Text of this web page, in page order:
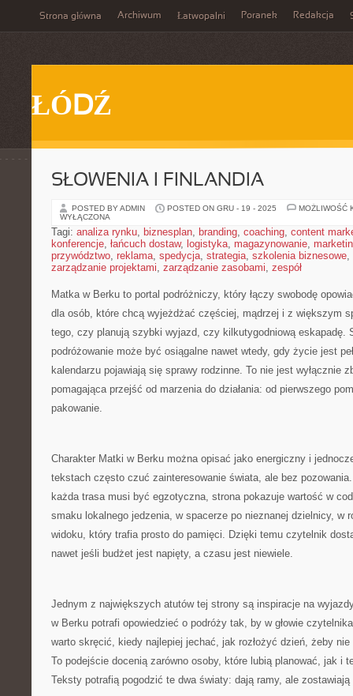
Strona główna Archiwum Łatwopalni Poranek Redakcja
ŁÓDŹ
SŁOWENIA I FINLANDIA
POSTED BY ADMIN POSTED ON GRU - 19 - 2025
MOŻLIWOŚĆ
WYŁĄCZONA
Tagi: analiza rynku, biznesplan, branding, coaching, content
konferencje, łańcuch dostaw, logistyka, magazynowanie,
przywództwo, reklama, spedycja, strategia, szkolenia biznesowe,
zarządzanie projektami, zarządzanie zasobami, zespół
Matka w Berku to portal podróżniczy, który łączy swobodę
dla osób, które chcą wyjeżdżać częściej, mądrzej i z większym
tego, czy planują szybki wyjazd, czy kilkutygodniową eskapadę.
podróżowanie może być osiągalne nawet wtedy, gdy życie jest
kalendarzu pojawiają się sprawy rodzinne. To nie jest wyłącznie
pomagająca przejść od marzenia do działania: od pierwszego
pakowanie.
Charakter Matki w Berku można opisać jako energiczny i
tekstach często czuć zainteresowanie świata, ale bez
każda trasa musi być egzotyczna, strona pokazuje wartość w
smaku lokalnego jedzenia, w spacerze po nieznanej dzielnicy, w
widoku, który trafia prosto do pamięci. Dzięki temu czytelnik
nawet jeśli budżet jest napięty, a czasu jest niewiele.
Jednym z największych atutów tej strony są inspiracje na
w Berku potrafi opowiedzieć o podróży tak, by w głowie
warto skręcić, kiedy najlepiej jechać, jak rozłożyć dzień, żeby
To podejście docenią zarówno osoby, które lubią planować, jak i
Teksty potrafią pogodzić te dwa światy: dają ramy, ale